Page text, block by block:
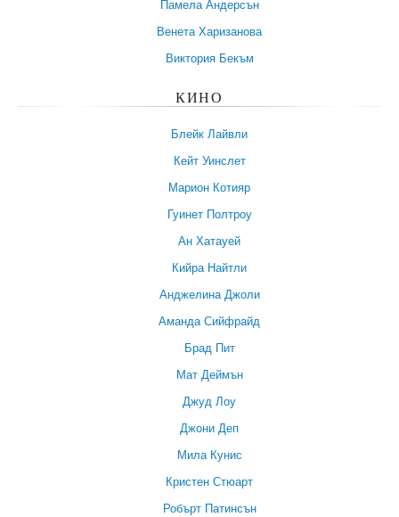
Памела Андерсън
Венета Харизанова
Виктория Бекъм
КИНО
Блейк Лайвли
Кейт Уинслет
Марион Котияр
Гуинет Полтроу
Ан Хатауей
Кийра Найтли
Анджелина Джоли
Аманда Сийфрайд
Брад Пит
Мат Деймън
Джуд Лоу
Джони Деп
Мила Кунис
Кристен Стюарт
Робърт Патинсън